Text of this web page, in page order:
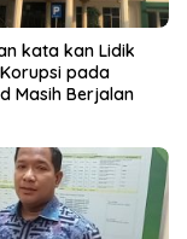
kata kan Lidik
pada
Masih Berjalan